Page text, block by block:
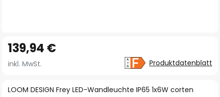
Anfang
der
springen
LOOM DESIGN Frey LED-Wandleuchte IP65 1x6W corten
139,94 €
inkl. MwSt. Produktdatenblatt